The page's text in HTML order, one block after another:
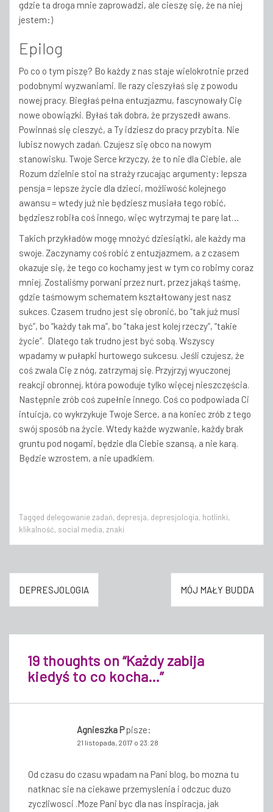
gdzie ta droga mnie zaprowadzi, ale cieszę się, że na niej
jestem:)
Epilog
Po co o tym piszę? Bo każdy z nas staje wielokrotnie przed
podobnymi wyzwaniami. Ile razy cieszyłaś się z powodu
nowej pracy. Biegłaś pełna entuzjazmu, fascynowały Cię
nowe obowiązki. Byłaś tak dobra, że przyszedł awans.
Powinnaś się cieszyć, a Ty idziesz do pracy przybita. Nie
lubisz nowych zadań. Czujesz się obco na nowym
stanowisku. Twoje Serce krzyczy, że to nie dla Ciebie, ale
Rozum dzielnie stoi na straży rzucając argumenty: lepsza
pensja = lepsze życie dla dzieci, możliwość kolejnego
awansu = wtedy już nie będziesz musiała tego robić,
będziesz robiła coś innego, więc wytrzymaj te parę lat…
Takich przykładów mogę mnożyć dziesiątki, ale każdy ma
swoje. Zaczynamy coś robić z entuzjazmem, a z czasem
okazuje się, że tego co kochamy jest w tym co robimy coraz
mniej. Zostaliśmy porwani przez nurt, przez jakąś taśmę,
gdzie taśmowym schematem kształtowany jest nasz
sukces. Czasem trudno jest się obronić, bo “tak już musi
być”, bo “każdy tak ma”, bo “taka jest kolej rzeczy”, “takie
życie”. Dlatego tak trudno jest być sobą. Wszyscy
wpadamy w pułapki hurtowego sukcesu. Jeśli czujesz, że
coś zwala Cię z nóg, zatrzymaj się. Przyjrzyj wyuczonej
reakcji obronnej, która powoduje tylko więcej nieszczęścia.
Następnie zrób coś zupełnie innego. Coś co podpowiada Ci
intuicja, co wykrzykuje Twoje Serce, a na koniec zrób z tego
swój sposób na życie. Wtedy każde wyzwanie, każdy brak
gruntu pod nogami, będzie dla Ciebie szansą, a nie karą.
Będzie wzrostem, a nie upadkiem.
Tagged delegowanie zadań, depresja, depresjologia, hotlinki,
klikalność, social media, znaki
Nawigacja
wpisu
DEPRESJOLOGIA MÓJ MAŁY BUDDA
19 thoughts on “Każdy zabija
kiedyś to co kocha…”
Agnieszka P pisze:
21 listopada, 2017 o 23:28
Od czasu do czasu wpadam na Pani blog, bo mozna tu
natknac sie na ciekawe przemyslenia i odczuc duzo
zyczliwosci .Moze Pani byc dla nas inspiracja, jak